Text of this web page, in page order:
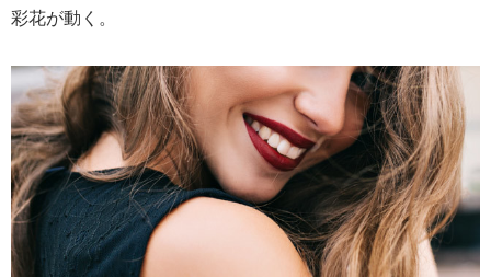
彩花が動く。